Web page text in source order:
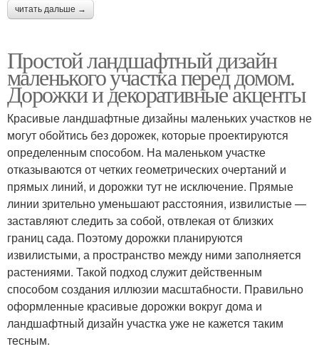
читать дальше →
Простой ландшафтный дизайн
маленького участка перед домом.
Дорожки и декоративные акценты
Красивые ландшафтные дизайны маленьких участков не
могут обойтись без дорожек, которые проектируются
определенным способом. На маленьком участке
отказываются от четких геометрических очертаний и
прямых линий, и дорожки тут не исключение. Прямые
линии зрительно уменьшают расстояния, извилистые —
заставляют следить за собой, отвлекая от близких
границ сада. Поэтому дорожки планируются
извилистыми, а пространство между ними заполняется
растениями. Такой подход служит действенным
способом создания иллюзии масштабности. Правильно
оформленные красивые дорожки вокруг дома и
ландшафтный дизайн участка уже не кажется таким
тесным.